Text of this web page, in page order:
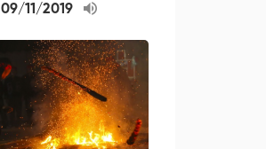
09/11/2019